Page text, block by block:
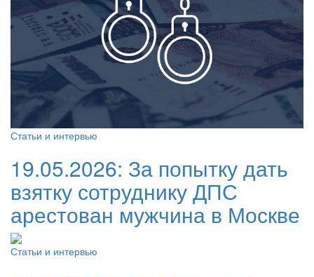
Статьи и интервью
19.05.2026: За попытку дать
взятку сотруднику ДПС
арестован мужчина в Москве
Статьи и интервью